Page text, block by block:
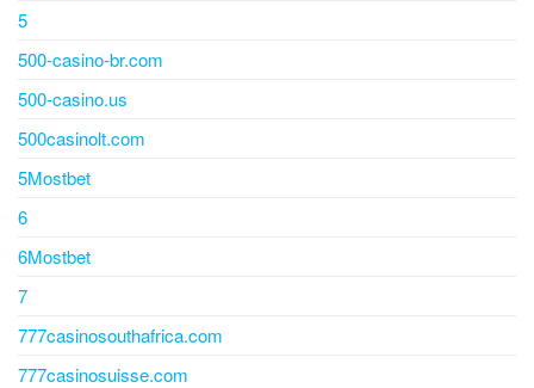
5
500-casino-br.com
500-casino.us
500casinolt.com
5Mostbet
6
6Mostbet
7
777casinosouthafrica.com
777casinosuisse.com